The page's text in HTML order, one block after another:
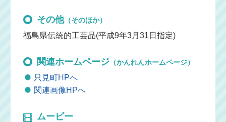
その他（そのほか）
福島県伝統的工芸品(平成9年3月31日指定)
関連ホームページ（かんれんホームページ）
只見町HPへ
関連画像HPへ
ムービー